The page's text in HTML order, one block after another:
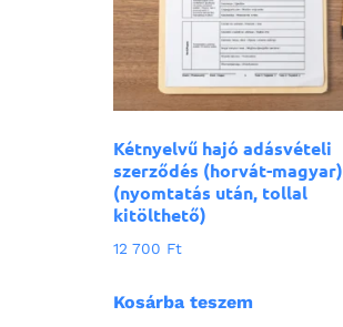
Kétnyelvű hajó adásvételi
szerződés (horvát-magyar)
(nyomtatás után, tollal
kitölthető)
12 700 Ft
Kosárba teszem